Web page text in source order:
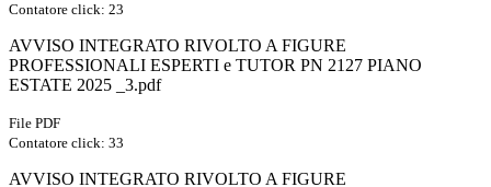
Contatore click: 23
AVVISO INTEGRATO RIVOLTO A FIGURE
PROFESSIONALI ESPERTI e TUTOR PN 2127 PIANO
ESTATE 2025 _3.pdf
File PDF
Contatore click: 33
AVVISO INTEGRATO RIVOLTO A FIGURE